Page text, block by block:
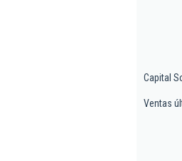
Capital
Ventas